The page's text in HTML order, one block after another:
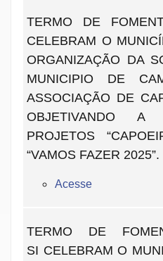
TERMO DE
CELEBRAM O
ORGANIZAÇÃO DA
MUNICIPIO DE
ASSOCIAÇÃO DE
OBJETIVANDO A
PROJETOS
“VAMOS FAZER 2025”.
Acesse
TERMO DE
SI CELEBRAM O